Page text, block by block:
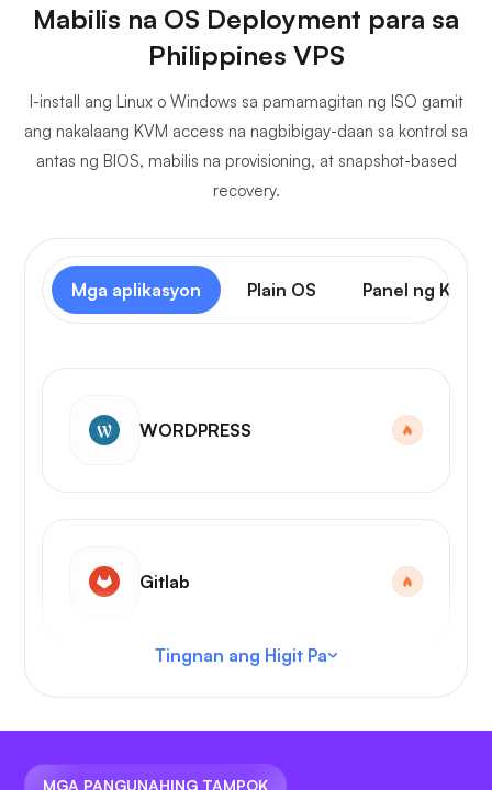
Mabilis na OS Deployment para sa
Philippines VPS
I-install ang Linux o Windows sa pamamagitan ng ISO gamit
ang nakalaang KVM access na nagbibigay-daan sa kontrol sa
antas ng BIOS, mabilis na provisioning, at snapshot-based
recovery.
Mga aplikasyon Plain OS Panel ng
WORDPRESS
Gitlab
VS Code
Tingnan ang Higit Pa
MGA PANGUNAHING TAMPOK